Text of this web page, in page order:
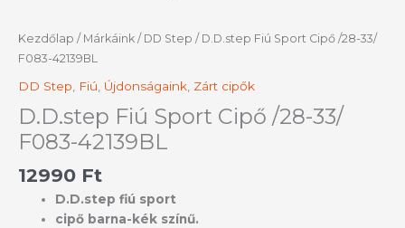
Kezdőlap / Márkáink / DD Step / D.D.step Fiú Sport Cipő /28-33/
F083-42139BL
DD Step Fiú Újdonságaink Zárt cipők
D.D.step Fiú Sport Cipő /28-33/
F083-42139BL
12990 Ft
D.D.step fiú sport
cipő barna-kék színű.
F083-
42139BL